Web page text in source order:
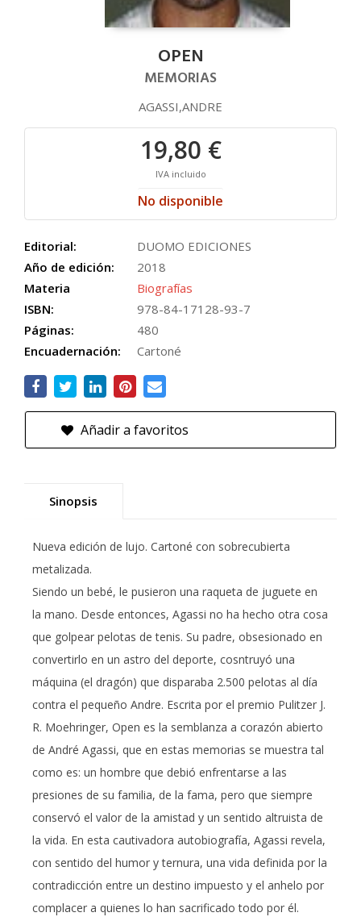
OPEN
MEMORIAS
AGASSI,ANDRE
19,80 €
IVA incluido
No disponible
Editorial:
DUOMO EDICIONES
Año de edición:
2018
Materia
Biografías
ISBN:
978-84-17128-93-7
Páginas:
480
Encuadernación:
Cartoné
Añadir a favoritos
Sinopsis
Nueva edición de lujo. Cartoné con sobrecubierta
metalizada.
Siendo un bebé, le pusieron una raqueta de juguete en
la mano. Desde entonces, Agassi no ha hecho otra cosa
que golpear pelotas de tenis. Su padre, obsesionado en
convertirlo en un astro del deporte, cosntruyó una
máquina (el dragón) que disparaba 2.500 pelotas al día
contra el pequeño Andre. Escrita por el premio Pulitzer J.
R. Moehringer, Open es la semblanza a corazón abierto
de André Agassi, que en estas memorias se muestra tal
como es: un hombre que debió enfrentarse a las
presiones de su familia, de la fama, pero que siempre
conservó el valor de la amistad y un sentido altruista de
la vida. En esta cautivadora autobiografía, Agassi revela,
con sentido del humor y ternura, una vida definida por la
contradicción entre un destino impuesto y el anhelo por
complacer a quienes lo han sacrificado todo por él.